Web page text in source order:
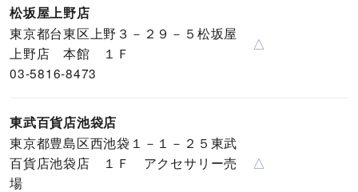
松坂屋上野店
東京都台東区上野３－２９－５松坂屋
上野店 本館 １Ｆ
03-5816-8473
△
東武百貨店池袋店
東京都豊島区西池袋１－１－２５東武
百貨店池袋店 １Ｆ アクセサリー売
場
△